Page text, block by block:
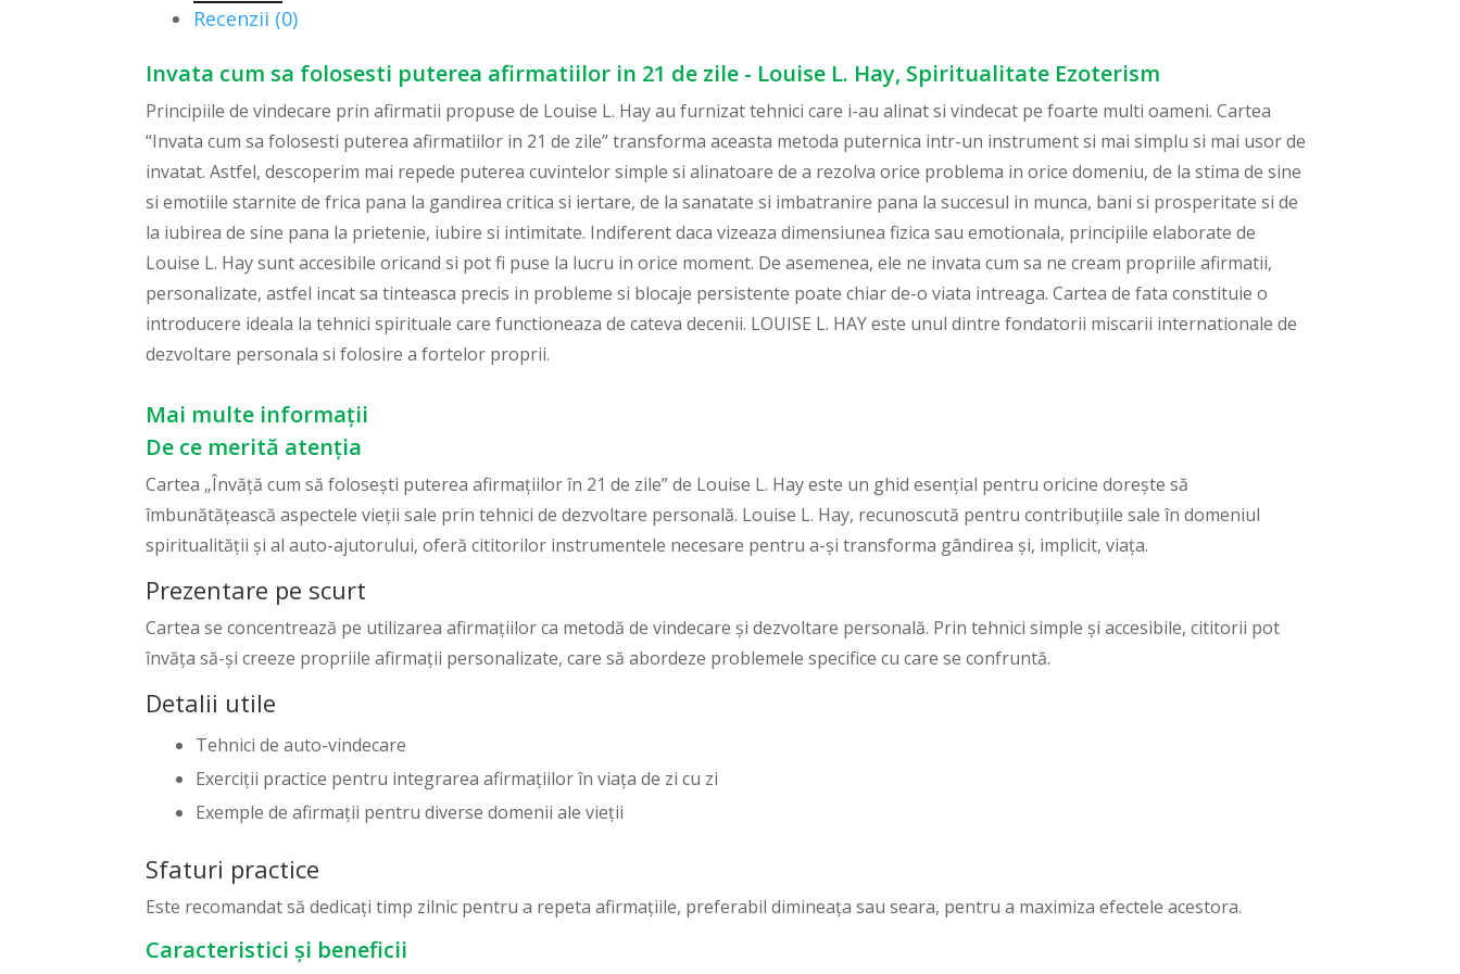
Recenzii (0)
Invata cum sa folosesti puterea afirmatiilor in 21 de zile - Louise L. Hay, Spiritualitate Ezoterism
Principiile de vindecare prin afirmatii propuse de Louise L. Hay au furnizat tehnici care i-au alinat si vindecat pe foarte multi oameni. Cartea
“Invata cum sa folosesti puterea afirmatiilor in 21 de zile” transforma aceasta metoda puternica intr-un instrument si mai simplu si mai usor de
invatat. Astfel, descoperim mai repede puterea cuvintelor simple si alinatoare de a rezolva orice problema in orice domeniu, de la stima de sine
si emotiile starnite de frica pana la gandirea critica si iertare, de la sanatate si imbatranire pana la succesul in munca, bani si prosperitate si de
la iubirea de sine pana la prietenie, iubire si intimitate. Indiferent daca vizeaza dimensiunea fizica sau emotionala, principiile elaborate de
Louise L. Hay sunt accesibile oricand si pot fi puse la lucru in orice moment. De asemenea, ele ne invata cum sa ne cream propriile afirmatii,
personalizate, astfel incat sa tinteasca precis in probleme si blocaje persistente poate chiar de-o viata intreaga. Cartea de fata constituie o
introducere ideala la tehnici spirituale care functioneaza de cateva decenii. LOUISE L. HAY este unul dintre fondatorii miscarii internationale de
dezvoltare personala si folosire a fortelor proprii.
Mai multe informații
De ce merită atenția
Cartea „Învăță cum să folosești puterea afirmațiilor în 21 de zile” de Louise L. Hay este un ghid esențial pentru oricine dorește să
îmbunătățească aspectele vieții sale prin tehnici de dezvoltare personală. Louise L. Hay, recunoscută pentru contribuțiile sale în domeniul
spiritualității și al auto-ajutorului, oferă cititorilor instrumentele necesare pentru a-și transforma gândirea și, implicit, viața.
Prezentare pe scurt
Cartea se concentrează pe utilizarea afirmațiilor ca metodă de vindecare și dezvoltare personală. Prin tehnici simple și accesibile, cititorii pot
învăța să-și creeze propriile afirmații personalizate, care să abordeze problemele specifice cu care se confruntă.
Detalii utile
Tehnici de auto-vindecare
Exerciții practice pentru integrarea afirmațiilor în viața de zi cu zi
Exemple de afirmații pentru diverse domenii ale vieții
Sfaturi practice
Este recomandat să dedicați timp zilnic pentru a repeta afirmațiile, preferabil dimineața sau seara, pentru a maximiza efectele acestora.
Caracteristici și beneficii